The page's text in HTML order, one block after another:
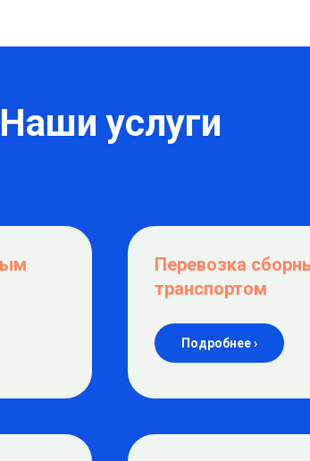
Наши услуги
Перевозка
транспортом
Подробнее ›